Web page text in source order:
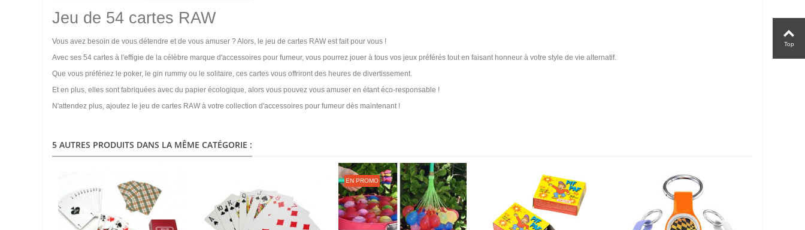
Jeu de 54 cartes RAW
Vous avez besoin de vous détendre et de vous amuser ? Alors, le jeu de cartes RAW est fait pour vous !
Avec ses 54 cartes à l'effigie de la célèbre marque d'accessoires pour fumeur, vous pourrez jouer à tous vos jeux préférés tout en faisant honneur à votre style de vie alternatif.
Que vous préfériez le poker, le gin rummy ou le solitaire, ces cartes vous offriront des heures de divertissement.
Et en plus, elles sont fabriquées avec du papier écologique, alors vous pouvez vous amuser en étant éco-responsable !
N'attendez plus, ajoutez le jeu de cartes RAW à votre collection d'accessoires pour fumeur dès maintenant !
5 AUTRES PRODUITS DANS LA MÊME CATÉGORIE :
EN PROMO
Top